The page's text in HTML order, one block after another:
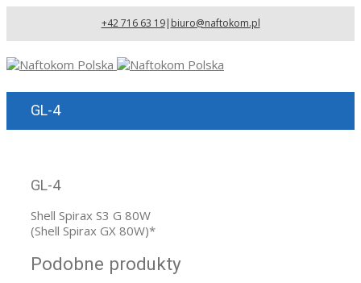
+42 716 63 19| biuro@naftokom.pl
GL-4
GL-4
Shell Spirax S3 G 80W
(Shell Spirax GX 80W)*
Podobne produkty